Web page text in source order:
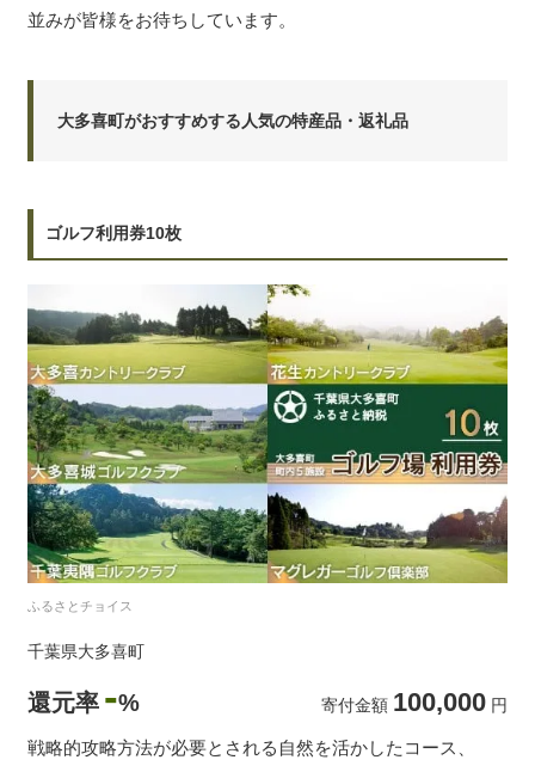
並みが皆様をお待ちしています。
大多喜町がおすすめする人気の特産品・返礼品
ゴルフ利用券10枚
ふるさとチョイス
千葉県大多喜町
還元率 -% 寄付金額 100,000 円
戦略的攻略方法が必要とされる自然を活かしたコース、